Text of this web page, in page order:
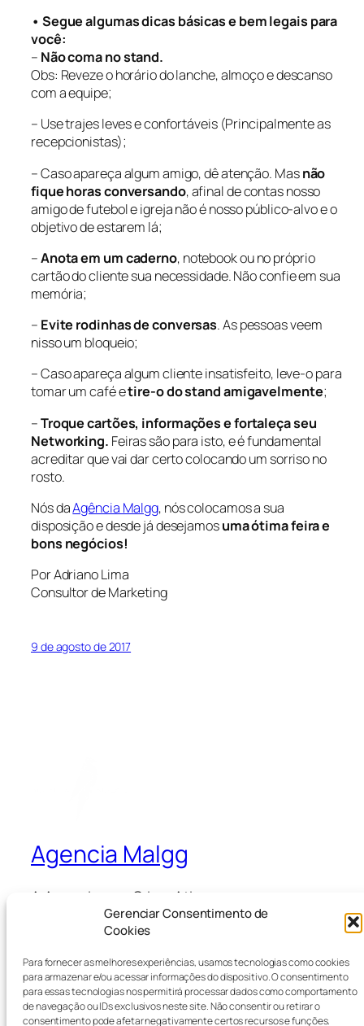
Gerenciar Consentimento de
Cookies
Para fornecer as melhores experiências, usamos tecnologias como cookies
para armazenar e/ou acessar informações do dispositivo. O consentimento
para essas tecnologias nos permitirá processar dados como comportamento
de navegação ou IDs exclusivos neste site. Não consentir ou retirar o
consentimento pode afetar negativamente certos recursos e funções.
• Segue algumas dicas básicas e bem legais para
você:
– Não coma no stand.
Obs: Reveze o horário do lanche, almoço e descanso
com a equipe;
– Use trajes leves e confortáveis (Principalmente as
recepcionistas);
– Caso apareça algum amigo, dê atenção. Masnão
fique horas conversando, afinal de contas nosso
amigo de futebol e igreja não é nosso público-alvo e o
objetivo de estarem lá;
–Anota em um caderno, notebook ou no próprio
cartão do cliente sua necessidade. Não confie em sua
memória;
– Evite rodinhas de conversas. As pessoas veem
nisso um bloqueio;
– Caso apareça algum cliente insatisfeito, leve-o para
tomar um café etire-o do stand amigavelmente;
–Troque cartões, informações e fortaleça seu
Networking. Feiras são para isto, e é fundamental
acreditar que vai dar certo colocando um sorriso no
rosto.
Nós daAgência Malgg, nós colocamos a sua
disposição e desde já desejamosuma ótima feira e
bons negócios!
Por Adriano Lima
Consultor de Marketing
9 de agosto de 2017
Agencia Malgg
A Agencia que Cria e Ativa
Blog
Sobre
Perguntas frequentes
Autores
Eventos
Loja
Padrões
Temas